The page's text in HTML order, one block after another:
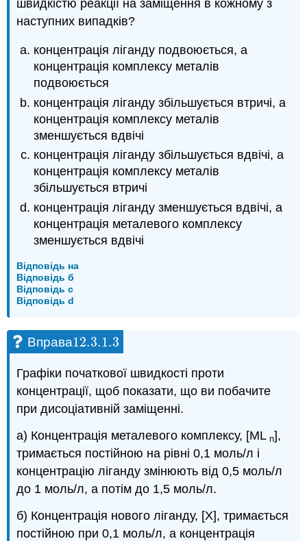
швидкістю реакції на заміщення в кожному з
наступних випадків?
концентрація ліганду подвоюється, а
концентрація комплексу металів
подвоюється
концентрація ліганду збільшується втричі, а
концентрація комплексу металів
зменшується вдвічі
концентрація ліганду збільшується вдвічі, а
концентрація комплексу металів
збільшується втричі
концентрація ліганду зменшується вдвічі, а
концентрація металевого комплексу
зменшується вдвічі
Відповідь на
Відповідь б
Відповідь c
Відповідь d
Вправа12.3.1.3
12.3.1.3
Графіки початкової швидкості проти
концентрації, щоб показати, що ви побачите
при дисоціативній заміщенні.
а) Концентрація металевого комплексу, [MLn],
тримається постійною на рівні 0,1 моль/л і
концентрацію ліганду змінюють від 0,5 моль/л
до 1 моль/л, а потім до 1,5 моль/л.
б) Концентрація нового ліганду, [Х], тримається
постійною при 0,1 моль/л, а концентрація